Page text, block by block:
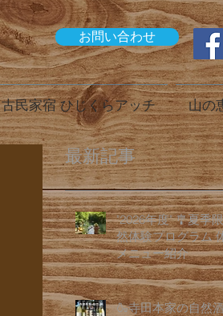
お問い合わせ
古民家宿 ひじくらアッチ 山の
最新記事
"2026年度" 🎐夏季
然体験プログラム
メニュー紹介
🍶寺田本家の自然